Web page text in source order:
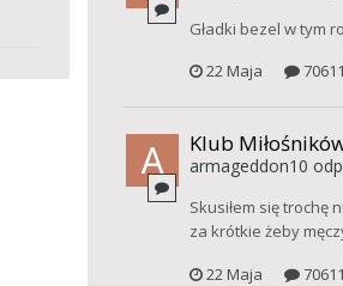
Gładki bezel w tym
22 Maja
Klub
armageddon10
Skusiłem się trochę
za krótkie żeby
22 Maja